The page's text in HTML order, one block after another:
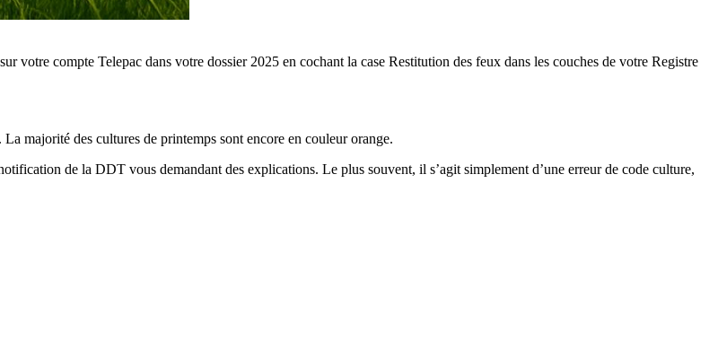
votre compte Telepac dans votre dossier 2025 en cochant la case Restitution des feux dans les couches de votre Registre
majorité des cultures de printemps sont encore en couleur orange.
de la DDT vous demandant des explications. Le plus souvent, il s’agit simplement d’une erreur de code culture,